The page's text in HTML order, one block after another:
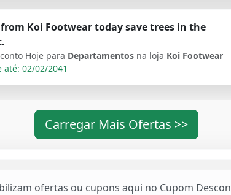
Koi Footwear today save trees in the
Hoje para Departamentos na loja Koi Footwear
02/02/2041
Carregar Mais Ofertas >>
ofertas ou cupons aqui no Cupom